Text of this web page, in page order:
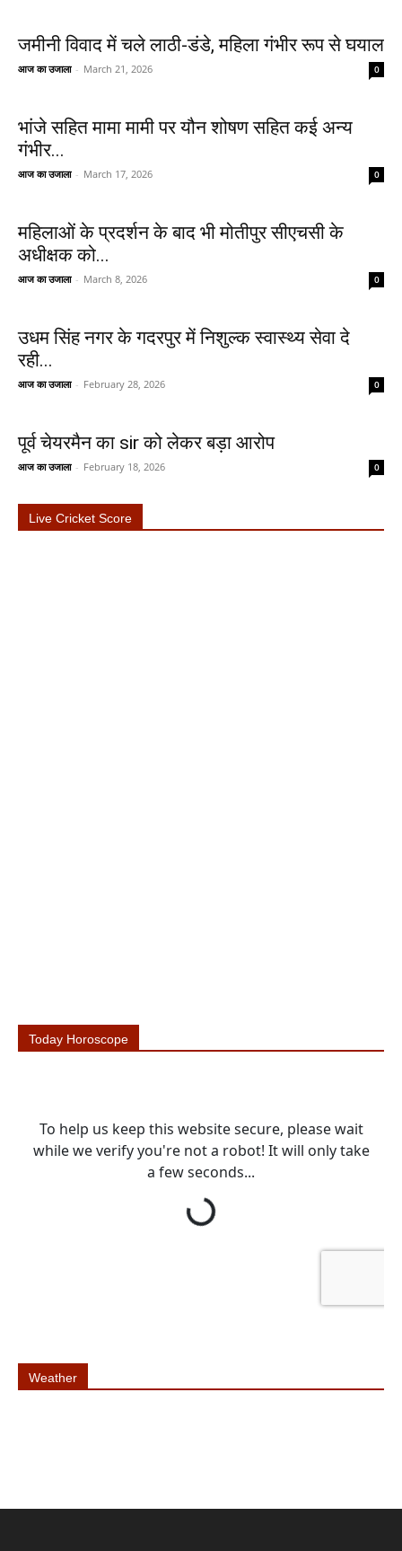
जमीनी विवाद में चले लाठी-डंडे, महिला गंभीर रूप से घयाल
आज का उजाला - March 21, 2026 0
भांजे सहित मामा मामी पर यौन शोषण सहित कई अन्य
गंभीर...
आज का उजाला - March 17, 2026 0
महिलाओं के प्रदर्शन के बाद भी मोतीपुर सीएचसी के
अधीक्षक को...
आज का उजाला - March 8, 2026 0
उधम सिंह नगर के गदरपुर में निशुल्क स्वास्थ्य सेवा दे
रही...
आज का उजाला - February 28, 2026 0
पूर्व चेयरमैन का sir को लेकर बड़ा आरोप
आज का उजाला - February 18, 2026 0
Live Cricket Score
Today Horoscope
Weather